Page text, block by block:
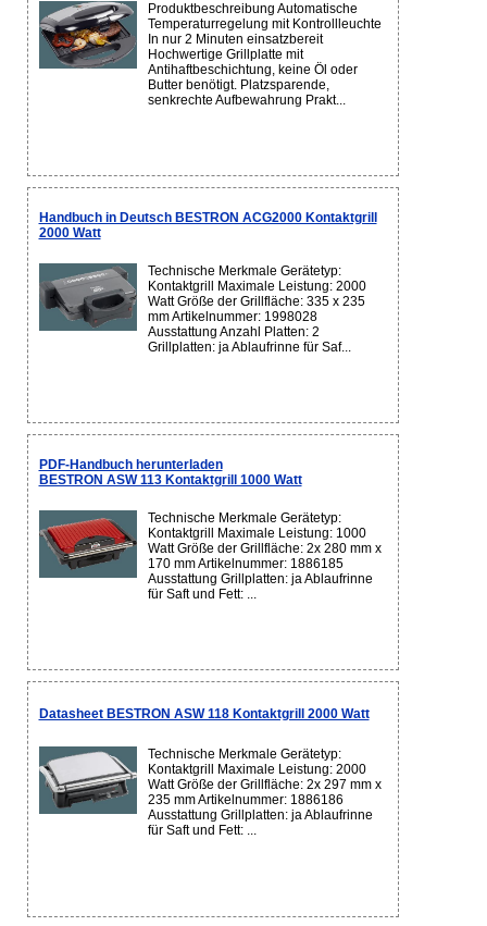
Produktbeschreibung Automatische
Temperaturregelung mit Kontrollleuchte
In nur 2 Minuten einsatzbereit
Hochwertige Grillplatte mit
Antihaftbeschichtung, keine Öl oder
Butter benötigt. Platzsparende,
senkrechte Aufbewahrung Prakt...
Handbuch in Deutsch BESTRON ACG2000 Kontaktgrill
2000 Watt
Technische Merkmale Gerätetyp:
Kontaktgrill Maximale Leistung: 2000
Watt Größe der Grillfläche: 335 x 235
mm Artikelnummer: 1998028
Ausstattung Anzahl Platten: 2
Grillplatten: ja Ablaufrinne für Saf...
PDF-Handbuch herunterladen
BESTRON ASW 113 Kontaktgrill 1000 Watt
Technische Merkmale Gerätetyp:
Kontaktgrill Maximale Leistung: 1000
Watt Größe der Grillfläche: 2x 280 mm x
170 mm Artikelnummer: 1886185
Ausstattung Grillplatten: ja Ablaufrinne
für Saft und Fett: ...
Datasheet BESTRON ASW 118 Kontaktgrill 2000 Watt
Technische Merkmale Gerätetyp:
Kontaktgrill Maximale Leistung: 2000
Watt Größe der Grillfläche: 2x 297 mm x
235 mm Artikelnummer: 1886186
Ausstattung Grillplatten: ja Ablaufrinne
für Saft und Fett: ...